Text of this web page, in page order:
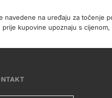
na uređaju za točenje
kupovine upoznaju s